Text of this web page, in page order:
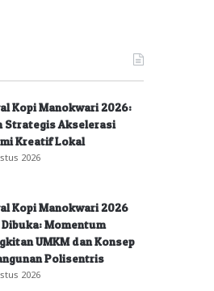
Kopi Manokwari 2026:
Strategis Akselerasi
Kreatif Lokal
2026
Kopi Manokwari 2026
Dibuka: Momentum
UMKM dan Konsep
Polisentris
2026